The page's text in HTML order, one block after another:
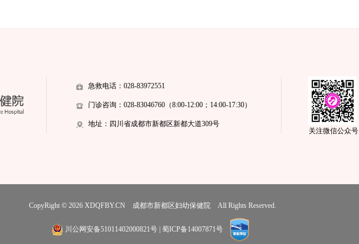
急救电话：028-83972551
门诊咨询：028-83046760（8:00-12:00；14:00-17:30）
地址：四川省成都市新都区新都大道309号
关注微信公众号
CopyRight © 2026 XDQFBY.CN 成都市新都区妇幼保健院 All Rights Reserved.
川公网安备51011402000821号| 蜀ICP备14007871号